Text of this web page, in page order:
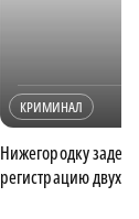
КРИМИНАЛ
Нижегородку
регистрацию двух